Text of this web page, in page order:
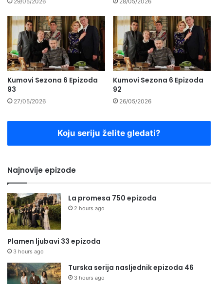
Kumovi Sezona 6 Epizoda
93
27/05/2026
Kumovi Sezona 6 Epizoda
92
26/05/2026
Koju seriju želite gledati?
Najnovije epizode
La promesa 750 epizoda
2 hours ago
Plamen ljubavi 33 epizoda
3 hours ago
Turska serija nasljednik epizoda 46
3 hours ago